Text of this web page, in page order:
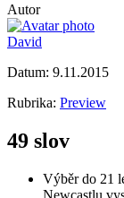
Autor
David
Datum: 9.11.2015
Rubrika: Preview
49 slov
Výběr do 21
Newcastlu